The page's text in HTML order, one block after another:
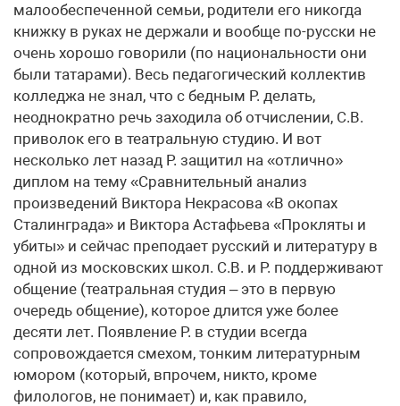
малообеспеченной семьи, родители его никогда
книжку в руках не держали и вообще по-русски не
очень хорошо говорили (по национальности они
были татарами). Весь педагогический коллектив
колледжа не знал, что с бедным Р. делать,
неоднократно речь заходила об отчислении, С.В.
приволок его в театральную студию. И вот
несколько лет назад Р. защитил на «отлично»
диплом на тему «Сравнительный анализ
произведений Виктора Некрасова «В окопах
Сталинграда» и Виктора Астафьева «Прокляты и
убиты» и сейчас преподает русский и литературу в
одной из московских школ. С.В. и Р. поддерживают
общение (театральная студия – это в первую
очередь общение), которое длится уже более
десяти лет. Появление Р. в студии всегда
сопровождается смехом, тонким литературным
юмором (который, впрочем, никто, кроме
филологов, не понимает) и, как правило,